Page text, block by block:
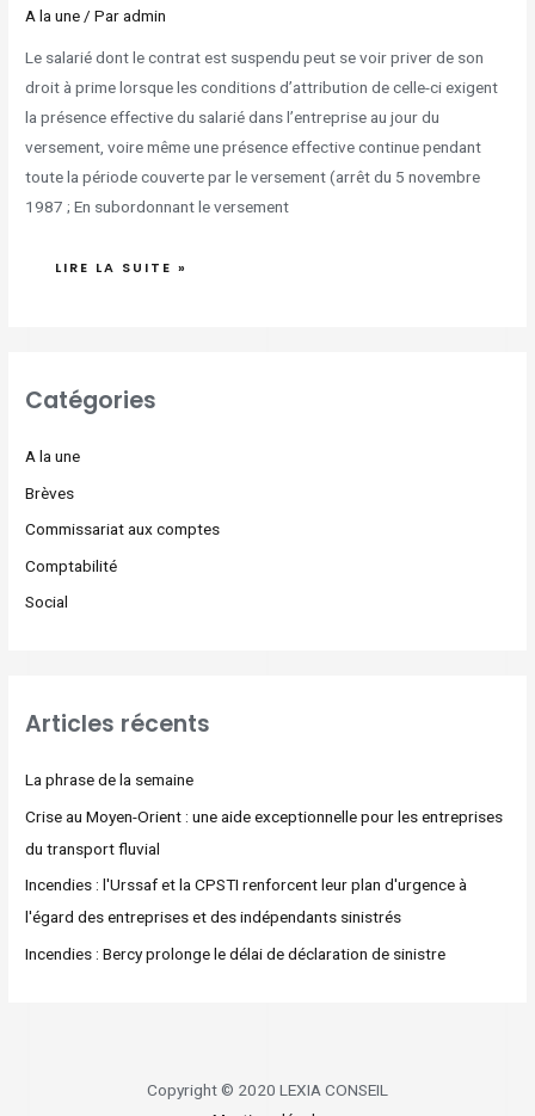
A la une / Paradmin
Le salarié dont le contrat est suspendu peut se voir priver de son
droit à prime lorsque les conditions d’attribution de celle-ci exigent
la présence effective du salarié dans l’entreprise au jour du
versement, voire même une présence effective continue pendant
toute la période couverte par le versement (arrêt du 5 novembre
1987 ; En subordonnant le versement
LIRE LA SUITE »
Catégories
A la une
Brèves
Commissariat aux comptes
Comptabilité
Social
Articles récents
La phrase de la semaine
Crise au Moyen-Orient : une aide exceptionnelle pour les entreprises
du transport fluvial
Incendies : l'Urssaf et la CPSTI renforcent leur plan d'urgence à
l'égard des entreprises et des indépendants sinistrés
Incendies : Bercy prolonge le délai de déclaration de sinistre
Copyright © 2020 LEXIA CONSEIL